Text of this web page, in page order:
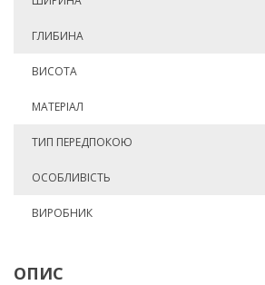
ГЛИБИНА
ВИСОТА
МАТЕРІАЛ
ТИП ПЕРЕДПОКОЮ
ОСОБЛИВІСТЬ
ВИРОБНИК
ОПИС